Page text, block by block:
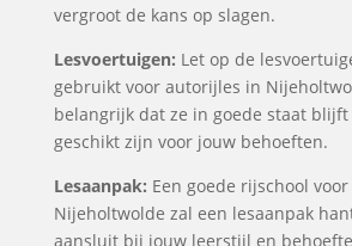
vergroot de kans op slagen.
Lesvoertuigen: Let op de
gebruikt voor autorijles in
belangrijk dat ze in goede staat blijft
geschikt zijn voor jouw behoeften.
Lesaanpak: Een goede rijschool
Nijeholtwolde zal een lesaanpak
aansluit bij jouw leerstijl en